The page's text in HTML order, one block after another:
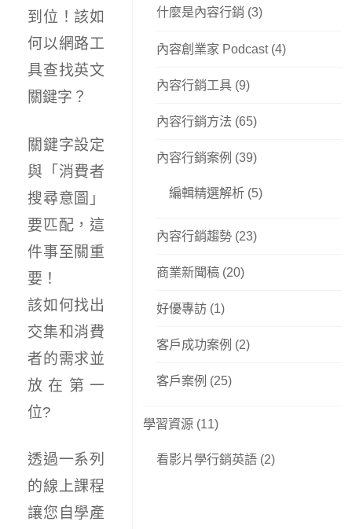
到位！該如
何以網路工
具查找英文
關鍵字？
關鍵字設定
與「消費者
搜尋意圖」
要匹配，這
件事至關重
要！
該如何找出
交集和消費
者的需求並
放在第一
位?
透過一系列
的線上課程
讓您自學產
什麼是內容行銷 (3)
內容創業家 Podcast(4)
內容行銷工具(9)
內容行銷方法(65)
內容行銷案例 (39)
編輯精選解析(5)
內容行銷趨勢(23)
商業新聞稿(20)
好優專訪(1)
客戶成功案例 (2)
客戶案例 (25)
學習資源 (11)
看影片學行銷英語(2)